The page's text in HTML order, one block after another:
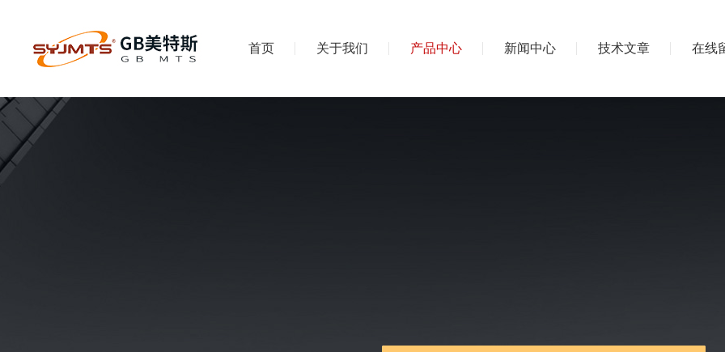
首页 关于我们 产品中心 新闻中心 技术文章 在线